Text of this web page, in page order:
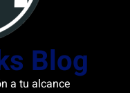
Blog
a tu alcance